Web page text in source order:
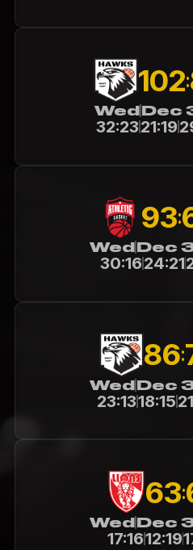
102:
WedDec
32:2321:19
93:
WedDec
30:1624:21
86:
WedDec
23:1318:15
63:
WedDec
17:1612:19